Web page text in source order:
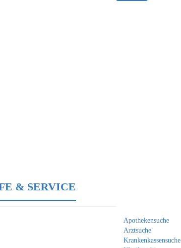
& SERVICE
Apothekensuche
Arztsuche
Krankenkassensuche